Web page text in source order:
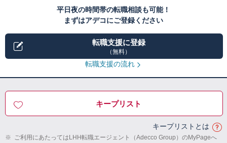
平日夜の時間帯の転職相談も可能！
まずはアデコにご登録ください
転職支援に登録
（無料）
転職支援の流れ
キープリスト
キープリストとは
※ ご利用にあたってはLHH転職エージェント（Adecco Group）のMyPageへ